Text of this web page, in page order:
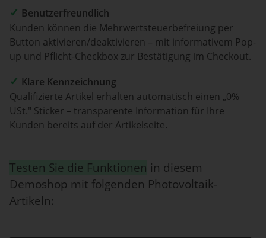
✓ Benutzerfreundlich
Kunden können die Mehrwertsteuerbefreiung per
Button aktivieren/deaktivieren – mit informativem Pop-
up und Pflicht-Checkbox zur Bestätigung im Checkout.
✓ Klare Kennzeichnung
Qualifizierte Artikel erhalten automatisch einen „0%
USt." Sticker – transparente Information für Ihre
Kunden bereits auf der Artikelseite.
Testen Sie die Funktionen in diesem
Demoshop mit folgenden Photovoltaik-
Artikeln: